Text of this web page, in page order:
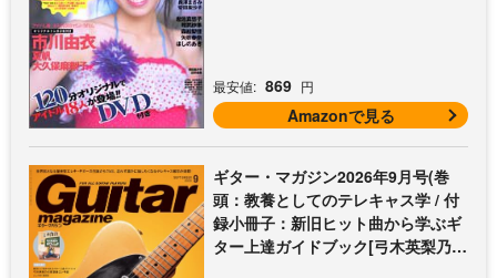
最安値: 869 円
Amazonで見る
ギター・マガジン2026年9月号(巻
頭：教養としてのテレキャス学 / 付
録小冊子：新旧ヒット曲から学ぶギ
ター上達ガイドブック[弓木英梨乃の